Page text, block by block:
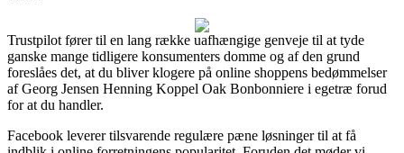
Trustpilot fører til en lang række uafhængige genveje til at tyde
ganske mange tidligere konsumenters domme og af den grund
foreslåes det, at du bliver klogere på online shoppens bedømmelser
af Georg Jensen Henning Koppel Oak Bonbonniere i egetræ forud
for at du handler.
Facebook leverer tilsvarende regulære pæne løsninger til at få